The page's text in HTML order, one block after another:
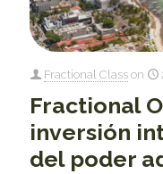
Fractional Class on
Fractional
inversión
del poder